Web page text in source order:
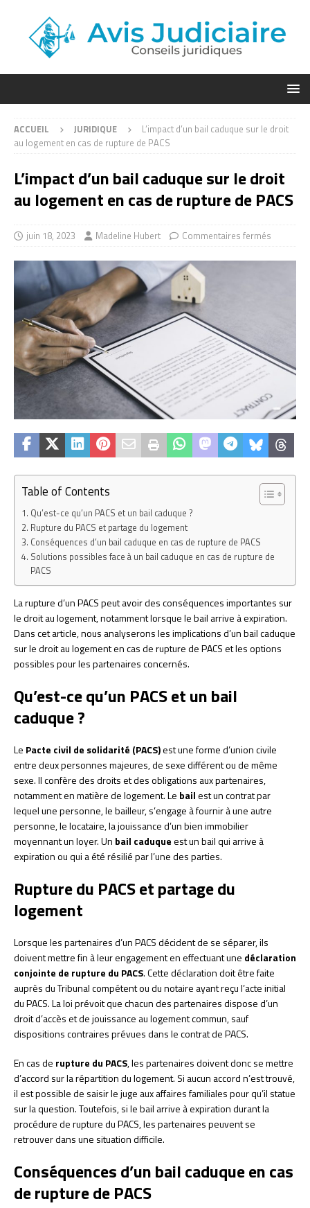
ACCUEIL JURIDIQUE
L’impact d’un bail caduque sur le droit
au logement en cas de rupture de PACS
L’impact d’un bail caduque sur le droit
au logement en cas de rupture de PACS
juin 18, 2023 Madeline Hubert Commentaires fermés
Table of Contents
Qu’est-ce qu’un PACS et un bail caduque ?
Rupture du PACS et partage du logement
Conséquences d’un bail caduque en cas de rupture de PACS
Solutions possibles face à un bail caduque en cas de rupture de
PACS
La rupture d’un PACS peut avoir des conséquences importantes sur
le droit au logement, notamment lorsque le bail arrive à expiration.
Dans cet article, nous analyserons les implications d’un bail caduque
sur le droit au logement en cas de rupture de PACS et les options
possibles pour les partenaires concernés.
Qu’est-ce qu’un PACS et un bail
caduque ?
Le Pacte civil de solidarité (PACS)est une forme d’union civile
entre deux personnes majeures, de sexe différent ou de même
sexe. Il confère des droits et des obligations aux partenaires,
notamment en matière de logement. Le bailest un contrat par
lequel une personne, le bailleur, s’engage à fournir à une autre
personne, le locataire, la jouissance d’un bien immobilier
moyennant un loyer. Un bail caduqueest un bail qui arrive à
expiration ou qui a été résilié par l’une des parties.
Rupture du PACS et partage du
logement
Lorsque les partenaires d’un PACS décident de se séparer, ils
doivent mettre fin à leur engagement en effectuant une déclaration
conjointe de rupture du PACS. Cette déclaration doit être faite
auprès du Tribunal compétent ou du notaire ayant reçu l’acte initial
du PACS. La loi prévoit que chacun des partenaires dispose d’un
droit d’accès et de jouissance au logement commun, sauf
dispositions contraires prévues dans le contrat de PACS.
En cas de rupture du PACS, les partenaires doivent donc se mettre
d’accord sur la répartition du logement. Si aucun accord n’est trouvé,
il est possible de saisir le juge aux affaires familiales pour qu’il statue
sur la question. Toutefois, si le bail arrive à expiration durant la
procédure de rupture du PACS, les partenaires peuvent se
retrouver dans une situation difficile.
Conséquences d’un bail caduque en cas
de rupture de PACS